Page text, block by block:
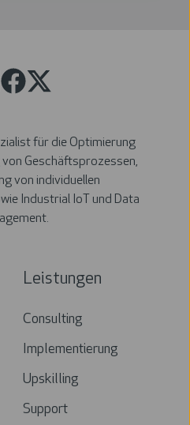
für die Optimierung
Geschäftsprozessen,
von individuellen
Industrial IoT und Data
Leistungen
Consulting
Implementierung
Upskilling
Support